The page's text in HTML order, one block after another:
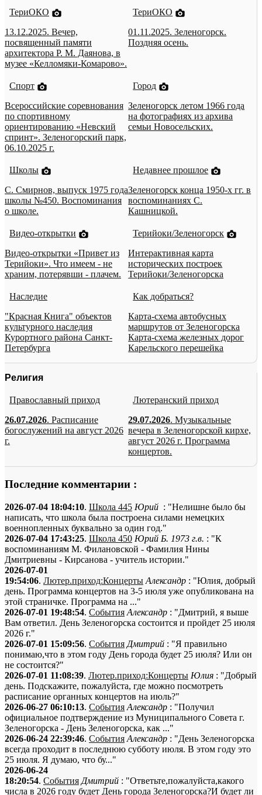
ТериОКО
13.12.2025. Вечер,
посвященный памяти
архитектора Р. М. Даянова, в
музее «Келломяки-Комарово».
ТериОКО
01.11.2025. Зеленогорск.
Поздняя осень.
Спорт
Всероссийские соревнования
по спортивному
ориентированию «Невский
спринт». Зеленогорский парк,
06.10.2025 г.
Город
Зеленогорск летом 1966 года
на фотографиях из архива
семьи Новосельских.
Школы
С. Смирнов, выпуск 1975 года
школы №450. Воспоминания
о школе.
Недавнее прошлое
Зеленогорск конца 1950-х гг. в
воспоминаниях С.
Кашницкой.
Видео-открытки
Видео-открытки «Привет из
Терийоки». Что имеем - не
храним, потерявши - плачем.
Терийоки/Зеленогорск
Интерактивная карта
исторических построек
Терийоки/Зеленогорска
Наследие
"Красная Книга" объектов
культурного наследия
Курортного района Санкт-
Петербурга
Как добраться?
Карта-схема автобусных
маршрутов от Зеленогорска
Карта-схема железных дорог
Карельского перешейка
Религия
Православный приход
26.07.2026. Расписание
богослужений на август 2026
г.
Лютеранский приход
29.07.2026. Музыкальные
вечера в Зеленогорской кирхе,
август 2026 г. Программа
концертов.
Последние комментарии :
2026-07-04 18:04:10. Школа 445 Юрий : "Нелишне было бы
написать, что школа была построена силами немецких
военнопленных буквально за один год."
2026-07-04 17:43:25. Школа 450 Юрий Б. 1973 г.в. : "К
воспоминаниям М. Филановской - Фамилия Нины
Дмитриевны - Кирсанова - учитель истории."
2026-07-01
19:54:06. Лютер.приход:Концерты Александр : "Юлия, добрый
день. Программа концертов на 3-5 июля уже опубликована на
этой страничке. Программа на ..."
2026-07-01 19:48:54. События Александр : "Дмитрий, я выше
Вам ответил. День Зеленогорска состоится и пройдет 25 июля
2026 г."
2026-07-01 15:09:56. События Дмитрий : "Я правильно
понимаю,что в этом году День города будет 25 июля? Или он
не состоится?"
2026-07-01 11:08:39. Лютер.приход:Концерты Юлия : "Добрый
день. Подскажите, пожалуйста, где можно посмотреть
расписание органных концертов на июль?"
2026-06-27 06:10:13. События Александр : "Получил
официальное подтверждение из Муниципального Совета г.
Зеленогорска - День Зеленогорска, как ..."
2026-06-24 22:39:46. События Александр : "День Зеленогорска
всегда проходит в последнюю субботу июля. В этом году это
25 июля. Я думаю, что бу..."
2026-06-24
18:20:54. События Дмитрий : "Ответьте,пожалуйста,какого
числа в 2026 году будет День города Зеленогорска?И будет ли